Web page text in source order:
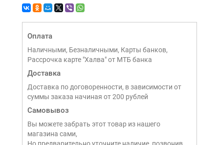
Оплата
Наличными, Безналичными, Карты банков,
Рассрочка карте "Халва" от МТБ банка
Доставка
Доставка по договоренности, в зависимости от
суммы заказа начиная от 200 рублей
Самовывоз
Вы можете забрать этот товар из нашего
магазина сами,